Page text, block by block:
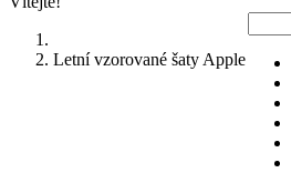
Letní vzorované šaty Apple